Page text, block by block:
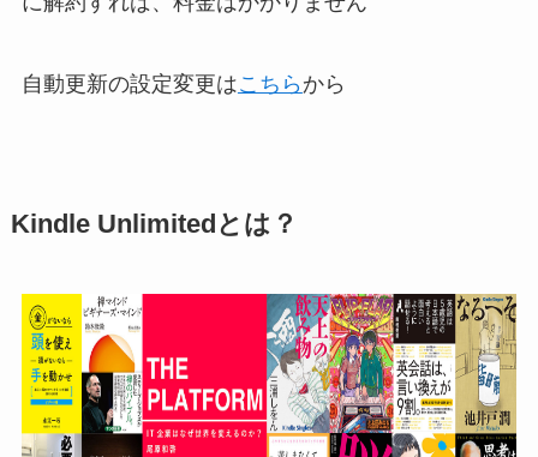
自動更新の設定変更はこちら から
Kindle Unlimitedとは？